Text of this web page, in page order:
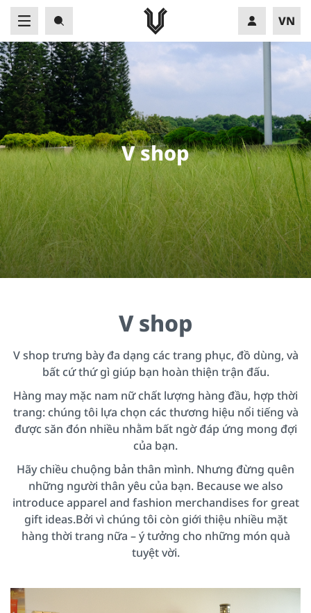
VN
V shop
V shop
V shop trưng bày đa dạng các trang phục, đồ dùng, và
bất cứ thứ gì giúp bạn hoàn thiện trận đấu.
Hàng may mặc nam nữ chất lượng hàng đầu, hợp thời
trang: chúng tôi lựa chọn các thương hiệu nổi tiếng và
được săn đón nhiều nhằm bất ngờ đáp ứng mong đợi
của bạn.
Hãy chiều chuộng bản thân mình. Nhưng đừng quên
những người thân yêu của bạn. Because we also
introduce apparel and fashion merchandises for great
gift ideas.Bởi vì chúng tôi còn giới thiệu nhiều mặt
hàng thời trang nữa – ý tưởng cho những món quà
tuyệt vời.